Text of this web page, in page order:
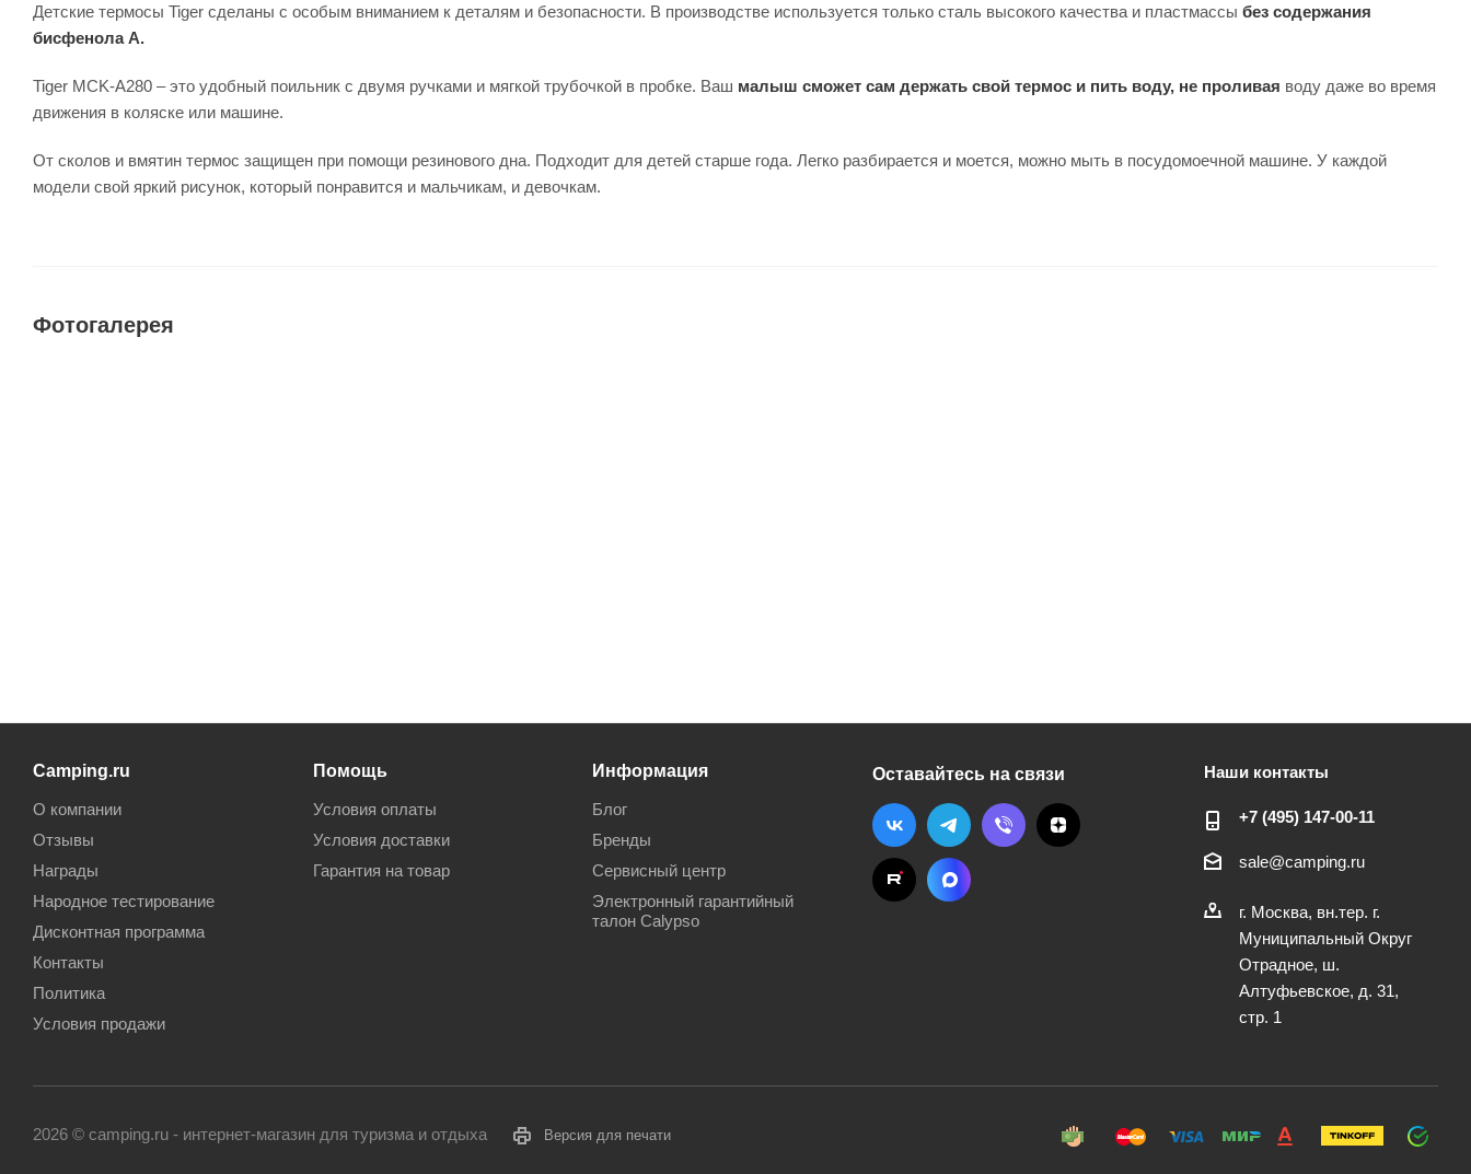
Детские термосы Tiger сделаны с особым вниманием к деталям и безопасности. В производстве используется только сталь высокого качества и пластмассы без содержания
бисфенола А.
Tiger MCK-A280 – это удобный поильник с двумя ручками и мягкой трубочкой в пробке. Ваш малыш сможет сам держать свой термос и пить воду, не проливая воду даже во время
движения в коляске или машине.
От сколов и вмятин термос защищен при помощи резинового дна. Подходит для детей старше года. Легко разбирается и моется, можно мыть в посудомоечной машине. У каждой
модели свой яркий рисунок, который понравится и мальчикам, и девочкам.
Фотогалерея
Camping.ru
О компании
Отзывы
Награды
Народное тестирование
Дисконтная программа
Контакты
Политика
Условия продажи
Помощь
Условия оплаты
Условия доставки
Гарантия на товар
Информация
Блог
Бренды
Сервисный центр
Электронный гарантийный
талон Calypso
Оставайтесь на связи Наши контакты
+7 (495) 147-00-11
sale@camping.ru
г. Москва, вн.тер. г.
Муниципальный Округ
Отрадное, ш.
Алтуфьевское, д. 31,
стр. 1
2026 © camping.ru - интернет-магазин для туризма и отдыха Версия для печати